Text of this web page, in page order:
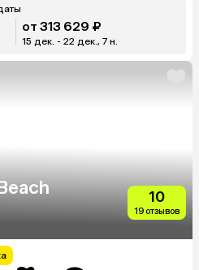
от 313 629 ₽
15 дек. - 22 дек., 7 н.
10
19 отзывов